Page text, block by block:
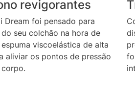
revigorantes
Dream foi pensado para
seu colchão na hora de
viscoelástica de alta
aliviar os pontos de pressão